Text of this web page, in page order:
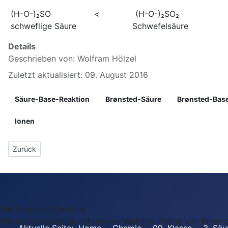
(H-O-)₂SO < (H-O-)₂SO₂
schweflige Säure Schwefelsäure
Details
Geschrieben von: Wolfram Hölzel
Zuletzt aktualisiert: 09. August 2016
Säure-Base-Reaktion Brønsted-Säure Brønsted-
Ionen
Vorheriger Beitrag: 4 Allgemeine Säure-Base-Definition nach
Zurück
Wir benutzen Cookies
Wir nutzen Cookies auf unserer Website. Einige von